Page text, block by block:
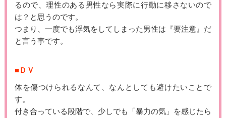
るので、理性のある男性なら実際に行動に移さないので
は？と思うのです。
つまり、一度でも浮気をしてしまった男性は『要注意』だ
と言う事です。
■ＤＶ
体を傷つけられるなんて、なんとしても避けたいことで
す。
付き合っている段階で、少しでも「暴力の気」を感じたら